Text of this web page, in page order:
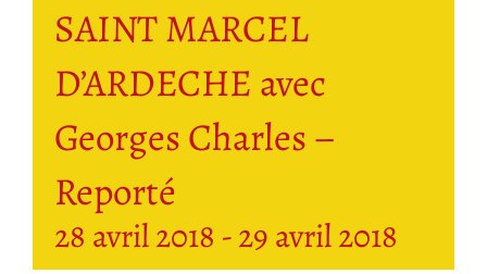
SAINT MARCEL
D’ARDECHE avec
Georges Charles –
Reporté
28 avril 2018 -29 avril 2018